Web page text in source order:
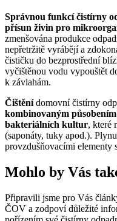
Správnou funkcí čistírny
přísun živin pro
zmenšována produkce
nepřetržitě vyrábějí a
čističku do bezprostřední
vyčištěnou vodu vypouštět
k závlahám.
Čištěnídomovní čistírny
kombinovaným
bakteriálních kultur, které
(saponáty, tuky apod.).
provzdušňovacími elementy
Mohlo by Vás
Připravili jsme pro Vás
ČOV a zodpoví důležité